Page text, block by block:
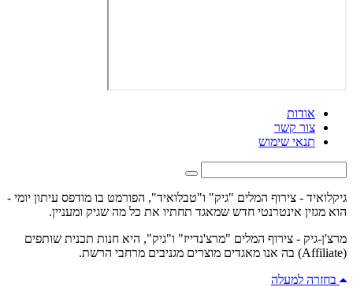
אודות
צור קשר
תנאי שימוש
גיקלואיד - צירוף המלים "גיק" ו"טבלואיד", הפורמט בו מודפס עיתון יומי -
הוא מגזין אינטרנטי חדש שמאגד תחתיו את כל מה שגיק ומעניין.
מרצ'ן-גיק - צירוף המלים "מרצ'נדייז" ו"גיק", היא חנות תכנית שותפים
(Affiliate) בה אנו מאגדים מוצרים מגניבים מרחבי הרשת.
בחזרה למעלה